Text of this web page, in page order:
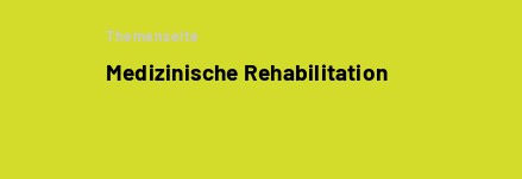
Themenseite
Medizinische Rehabilitation